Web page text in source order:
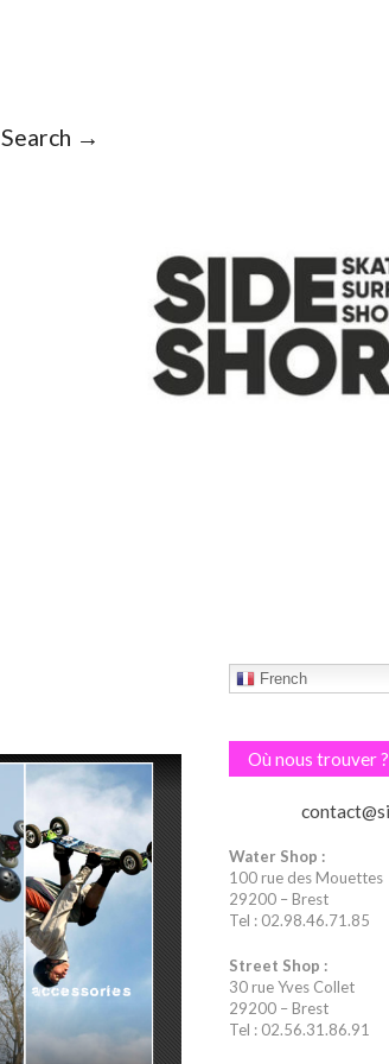
Search →
French
Où nous trouver ?
Water Shop :
100 rue des Mouettes
29200 – Brest
Tel : 02.98.46.71.85
Street Shop :
30 rue Yves Collet
29200 – Brest
Tel : 02.56.31.86.91